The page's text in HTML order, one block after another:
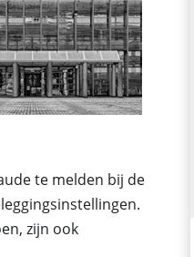
te melden bij de
zijn ook